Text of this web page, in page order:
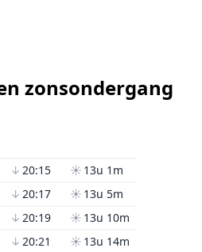
zonsondergang
↓ 20:15 ☀ 13u 1m
↓ 20:17 ☀ 13u 5m
↓ 20:19 ☀ 13u 10m
↓ 20:21 ☀ 13u 14m